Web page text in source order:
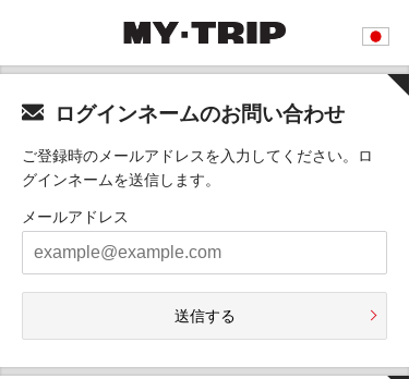
ログインネームのお問い合わせ
ご登録時のメールアドレスを入力してください。ロ
グインネームを送信します。
メールアドレス
送信する